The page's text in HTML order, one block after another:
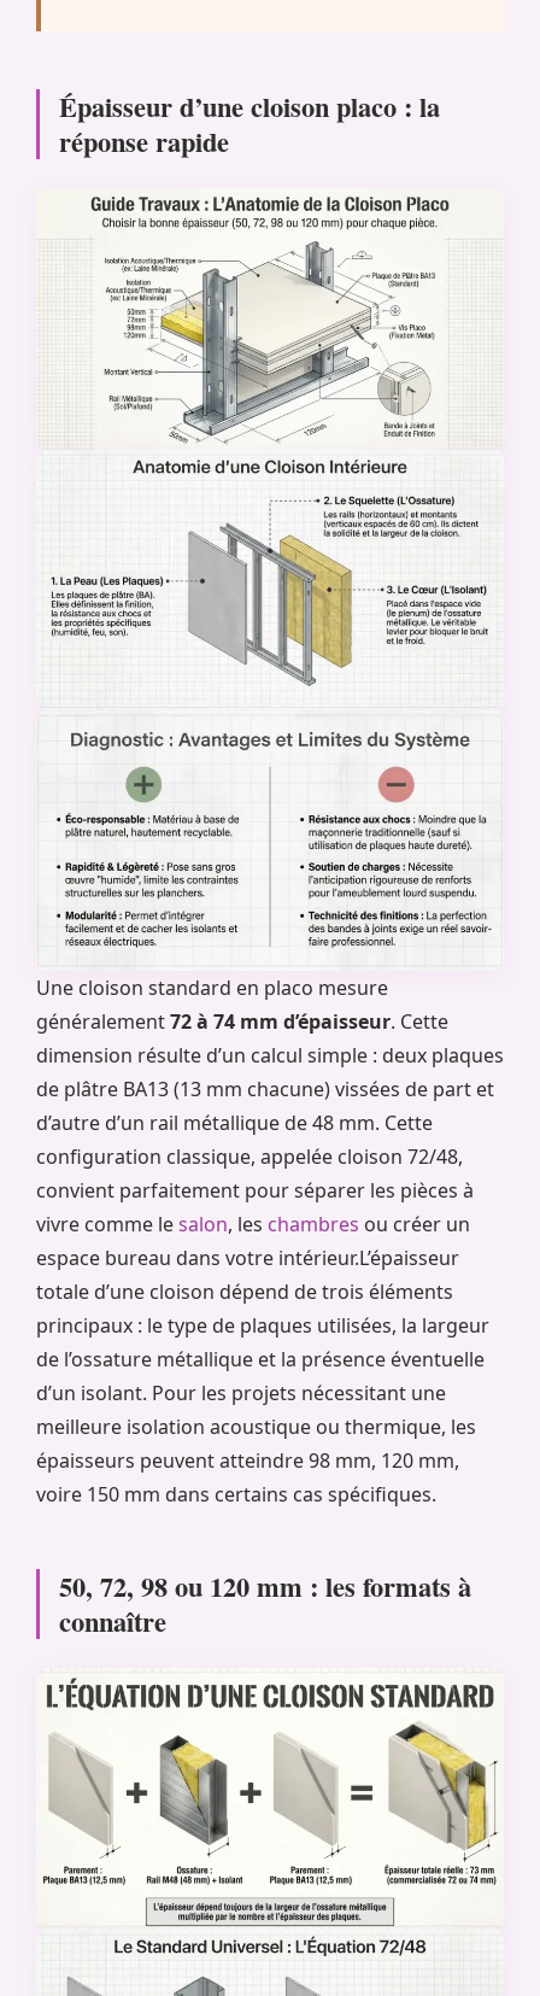
Épaisseur d’une cloison placo : la
réponse rapide
Une cloison standard en placo mesure
généralement72 à 74 mm d’épaisseur. Cette
dimension résulte d’un calcul simple : deux plaques
de plâtre BA13 (13 mm chacune) vissées de part et
d’autre d’un rail métallique de 48 mm. Cette
configuration classique, appelée cloison 72/48,
convient parfaitement pour séparer les pièces à
vivre comme lesalon, les chambres ou créer un
espace bureau dans votre intérieur.L’épaisseur
totale d’une cloison dépend de trois éléments
principaux : le type de plaques utilisées, la largeur
de l’ossature métallique et la présence éventuelle
d’un isolant. Pour les projets nécessitant une
meilleure isolation acoustique ou thermique, les
épaisseurs peuvent atteindre 98 mm, 120 mm,
voire 150 mm dans certains cas spécifiques.
50, 72, 98 ou 120 mm : les formats à
connaître